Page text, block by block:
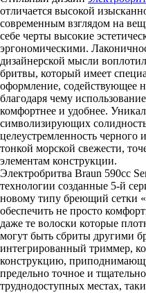
отличается высокой
современным взглядом на
себе черты высокие
эргономическими.
дизайнерской мысли
бритвы, который имеет
оформление, содействующее
благодаря чему
комфортнее и удобнее.
символизирующих
целеустремленность черного
тонкой морской свежести,
элементам конструкции.
Электробритва Braun 590cc
технологии созданные 5-й
новому типу бреющий сетки
обеспечить не просто
даже те волоски которые
могут быть сбриты другими
интегрированный триммер,
конструкцию,
предельно точное и
труднодоступных местах,